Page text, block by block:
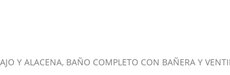
Y ALACENA, BAÑO COMPLETO CON BAÑERA Y